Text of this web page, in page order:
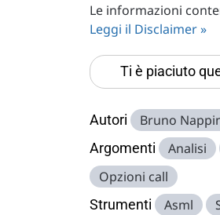
Le informazioni
Leggi il Disclaimer »
Ti è piaciuto
Autori Bruno
Argomenti Analisi
Opzioni call
Strumenti Asml